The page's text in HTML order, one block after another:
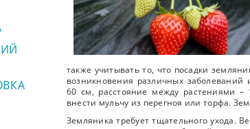
также учитывать то, что посадки
возникновения различных
60 см, расстояние между растениями –
внести мульчу из перегноя или торфа.
Земляника требует тщательного ухода.